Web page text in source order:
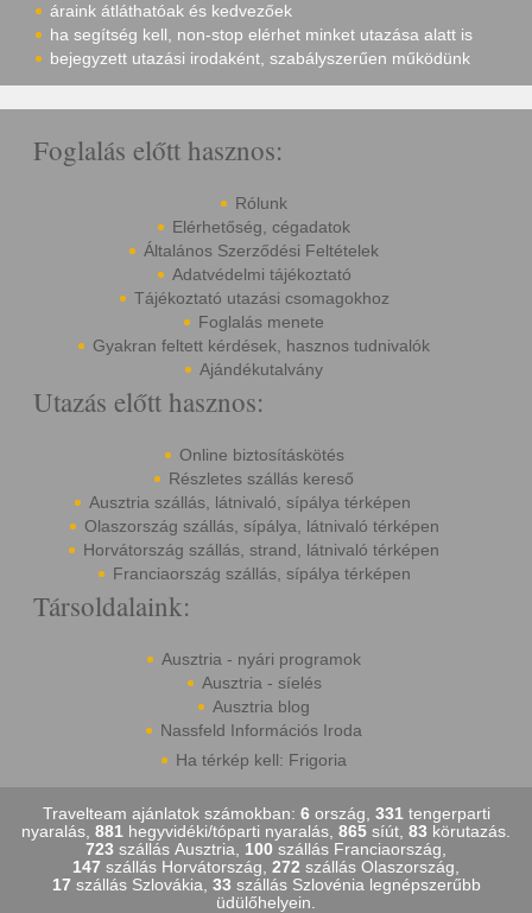
áraink átláthatóak és kedvezőek
ha segítség kell, non-stop elérhet minket utazása alatt is
bejegyzett utazási irodaként, szabályszerűen működünk
Foglalás előtt hasznos:
Rólunk
Elérhetőség, cégadatok
Általános Szerződési Feltételek
Adatvédelmi tájékoztató
Tájékoztató utazási csomagokhoz
Foglalás menete
Gyakran feltett kérdések, hasznos tudnivalók
Ajándékutalvány
Utazás előtt hasznos:
Online biztosításkötés
Részletes szállás kereső
Ausztria szállás, látnivaló, sípálya térképen
Olaszország szállás, sípálya, látnivaló térképen
Horvátország szállás, strand, látnivaló térképen
Franciaország szállás, sípálya térképen
Társoldalaink:
Ausztria - nyári programok
Ausztria - síelés
Ausztria blog
Nassfeld Információs Iroda
Ha térkép kell: Frigoria
Travelteam ajánlatok számokban: 6ország, 331tengerparti
nyaralás, 881 hegyvidéki/tóparti nyaralás, 865 síút, 83 körutazás.
723 szállás Ausztria, 100 szállás Franciaország,
147 szállás Horvátország, 272 szállás Olaszország,
17 szállás Szlovákia, 33 szállás Szlovénia legnépszerűbb
üdülőhelyein.